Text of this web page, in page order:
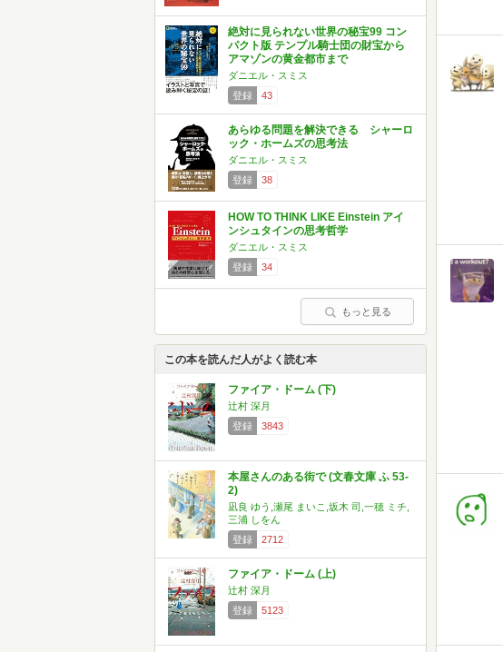
絶対に見られない世界の秘宝99 コン
パクト版 テンプル騎士団の財宝から
アマゾンの黄金都市まで
ダニエル・スミス
登録
43
あらゆる問題を解決できる シャーロ
ック・ホームズの思考法
ダニエル・スミス
登録
38
HOW TO THINK LIKE Einstein アイ
ンシュタインの思考哲学
ダニエル・スミス
登録
34
もっと見る
この本を読んだ人がよく読む本
ファイア・ドーム (下)
辻村 深月
登録
3843
本屋さんのある街で (文春文庫 ふ 53-
2)
凪良 ゆう,瀬尾 まいこ,坂木 司,一穂 ミチ,
三浦 しをん
登録
2712
ファイア・ドーム (上)
辻村 深月
登録
5123